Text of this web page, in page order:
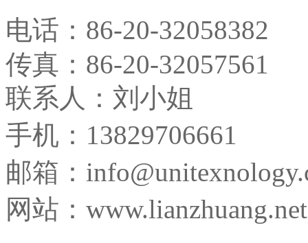
电话： 86-20-32058382
传真： 86-20-32057561
联系人：刘小姐
手机：13829706661
邮箱：
网站：www.lianzhuang.net